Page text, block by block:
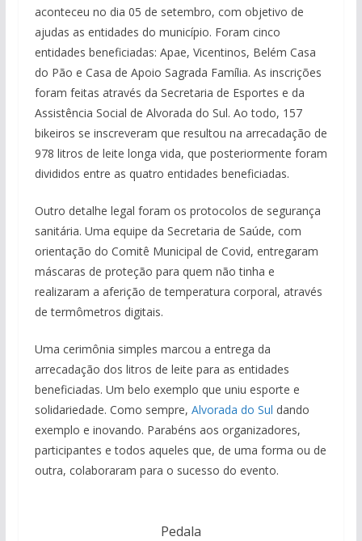
aconteceu no dia 05 de setembro, com objetivo de
ajudas as entidades do município. Foram cinco
entidades beneficiadas: Apae, Vicentinos, Belém Casa
do Pão e Casa de Apoio Sagrada Família. As inscrições
foram feitas através da Secretaria de Esportes e da
Assistência Social de Alvorada do Sul. Ao todo, 157
bikeiros se inscreveram que resultou na arrecadação de
978 litros de leite longa vida, que posteriormente foram
divididos entre as quatro entidades beneficiadas.
Outro detalhe legal foram os protocolos de segurança
sanitária. Uma equipe da Secretaria de Saúde, com
orientação do Comitê Municipal de Covid, entregaram
máscaras de proteção para quem não tinha e
realizaram a aferição de temperatura corporal, através
de termômetros digitais.
Uma cerimônia simples marcou a entrega da
arrecadação dos litros de leite para as entidades
beneficiadas. Um belo exemplo que uniu esporte e
solidariedade. Como sempre, Alvorada do Sul dando
exemplo e inovando. Parabéns aos organizadores,
participantes e todos aqueles que, de uma forma ou de
outra, colaboraram para o sucesso do evento.
Pedala